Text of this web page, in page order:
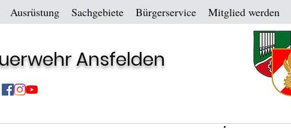
Ausrüstung Sachgebiete Bürgerservice Mitglied werden
Ansfelden